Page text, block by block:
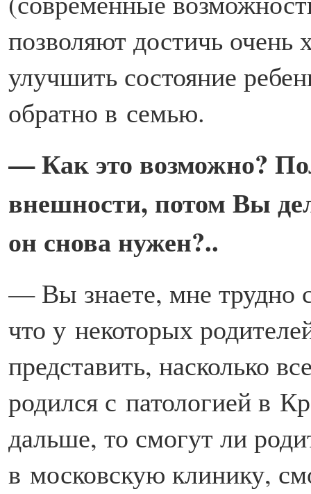
позволяют достичь очень
улучшить состояние
обратно в семью.
— Как это возможно?
внешности, потом Вы
он снова нужен?..
— Вы знаете, мне трудно
что у некоторых
представить, насколько
родился с патологией в
дальше, то смогут ли
в московскую клинику,